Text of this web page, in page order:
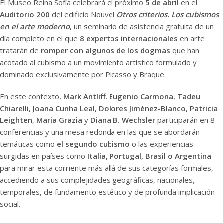
El Museo Reina Sofía celebrará el próximo 5 de abril en el
Auditorio 200 del edificio Nouvel Otros criterios. Los cubismos
en el arte moderno, un seminario de asistencia gratuita de un
día completo en el que 8 expertos internacionales en arte
tratarán de romper con algunos de los dogmas que han
acotado al cubismo a un movimiento artístico formulado y
dominado exclusivamente por Picasso y Braque.
En este contexto, Mark Antliff. Eugenio Carmona, Tadeu
Chiarelli, Joana Cunha Leal, Dolores Jiménez-Blanco, Patricia
Leighten, Maria Grazia y Diana B. Wechsler participarán en 8
conferencias y una mesa redonda en las que se abordarán
temáticas como el segundo cubismo o las experiencias
surgidas en países como Italia, Portugal, Brasil o Argentina
para mirar esta corriente más allá de sus categorías formales,
accediendo a sus complejidades geográficas, nacionales,
temporales, de fundamento estético y de profunda implicación
social.